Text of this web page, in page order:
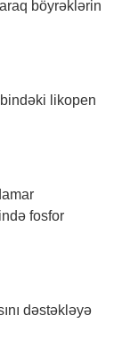
böyrəklərin
likopen
fosfor
dəstəkləyə